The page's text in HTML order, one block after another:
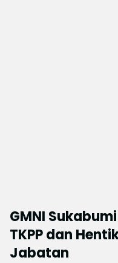
GMNI
TKPP dan
Jabatan